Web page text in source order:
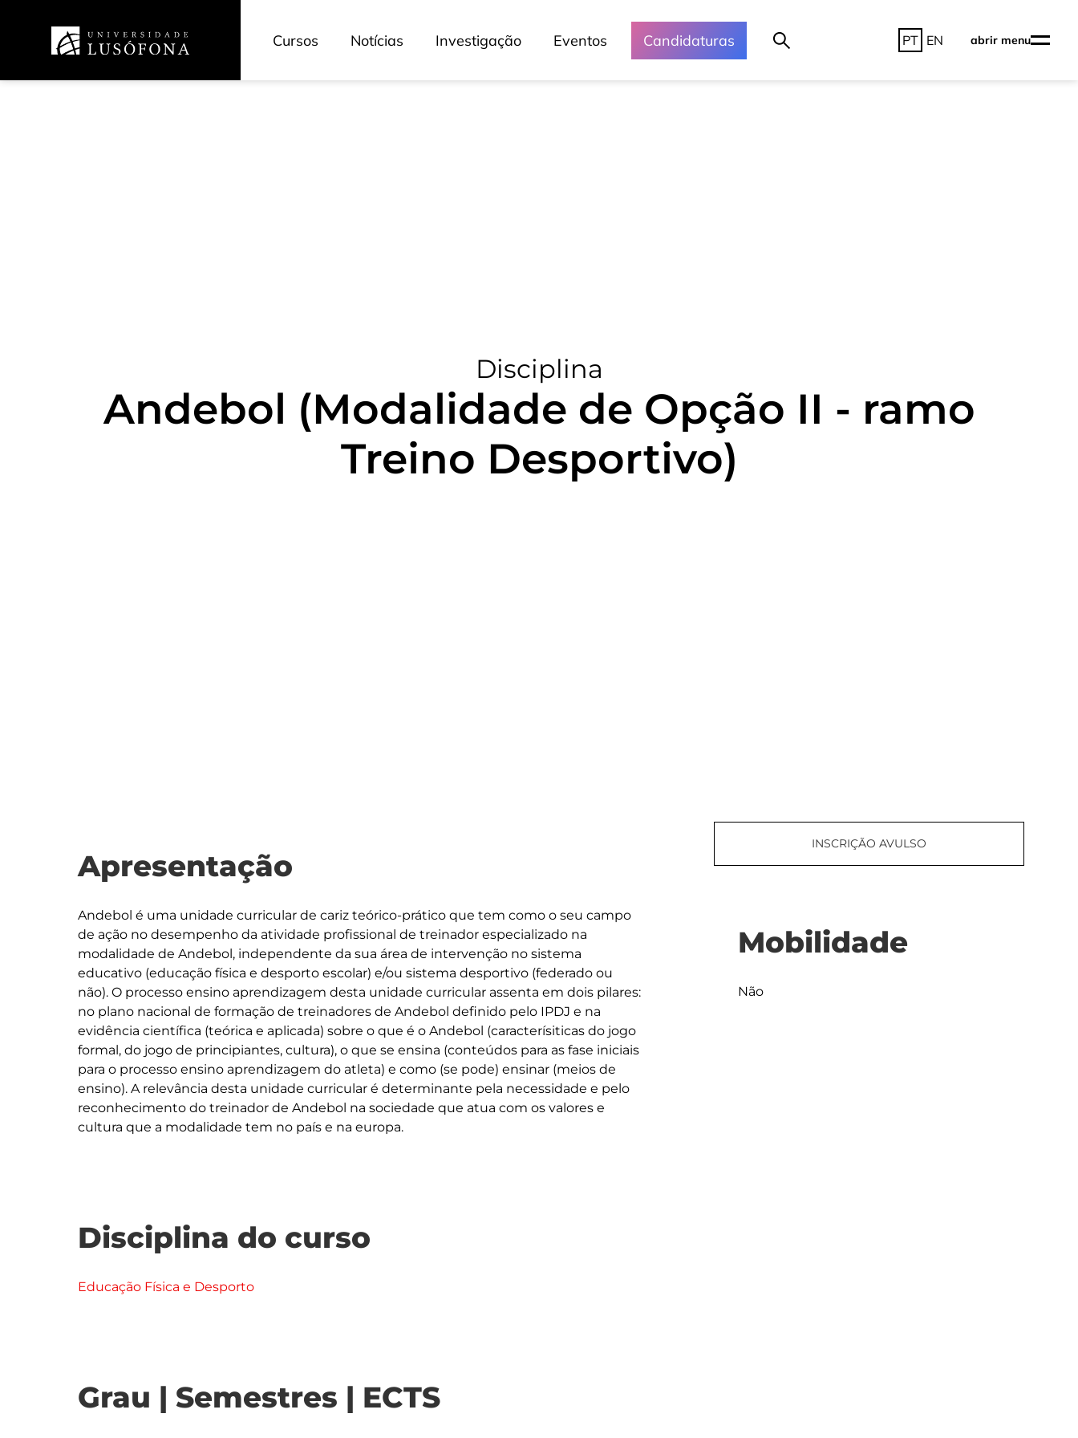
Cursos Notícias Investigação Eventos Candidaturas PT EN abrir menu
Disciplina
Andebol (Modalidade de Opção II - ramo
Treino Desportivo)
Apresentação
Andebol é uma unidade curricular de cariz teórico-prático que tem como o seu campo
de ação no desempenho da atividade profissional de treinador especializado na
modalidade de Andebol, independente da sua área de intervenção no sistema
educativo (educação física e desporto escolar) e/ou sistema desportivo (federado ou
não). O processo ensino aprendizagem desta unidade curricular assenta em dois pilares:
no plano nacional de formação de treinadores de Andebol definido pelo IPDJ e na
evidência científica (teórica e aplicada) sobre o que é o Andebol (caracterísiticas do jogo
formal, do jogo de principiantes, cultura), o que se ensina (conteúdos para as fase iniciais
para o processo ensino aprendizagem do atleta) e como (se pode) ensinar (meios de
ensino). A relevância desta unidade curricular é determinante pela necessidade e pelo
reconhecimento do treinador de Andebol na sociedade que atua com os valores e
Disciplina do curso
Educação Física e Desporto
Grau | Semestres | ECTS
INSCRIÇÃO AVULSO
Mobilidade
Não